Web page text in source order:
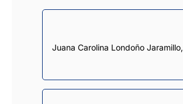
Juana Carolina Londoño Jaramillo,